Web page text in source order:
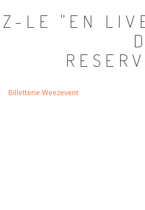
LE "EN
Billetterie Weezevent